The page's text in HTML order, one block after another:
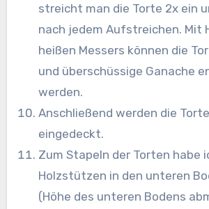
streicht man die Torte 2x ein
nach jedem Aufstreichen. Mit
heißen Messers können die
und überschüssige Ganache
werden.
Anschließend werden die
eingedeckt.
Zum Stapeln der Torten habe
Holzstützen in den unteren
(Höhe des unteren Bodens